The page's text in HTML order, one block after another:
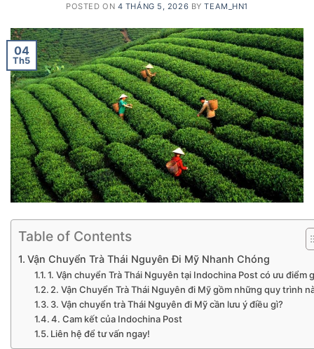
POSTED ON 4 THÁNG 5, 2026 BYTEAM_HN1
04
Th5
Table of Contents
Vận Chuyển Trà Thái Nguyên Đi Mỹ Nhanh Chóng
1. Vận chuyển Trà Thái Nguyên tại Indochina Post có ưu điểm
2. Vận Chuyển Trà Thái Nguyên đi Mỹ gồm những quy trình
3. Vận chuyển trà Thái Nguyên đi Mỹ cần lưu ý điều gì?
4. Cam kết của Indochina Post
Liên hệ để tư vấn ngay!